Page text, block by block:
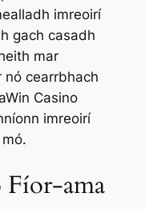
imreoirí
gach casadh
mar
cearrbhach
Casino
imreoirí
Fíor-ama